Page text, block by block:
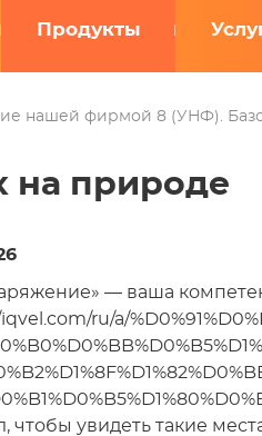
Продукты
нашей фирмой 8 (УНФ).
на природе
— ваша
ru/a/
чтобы увидеть такие